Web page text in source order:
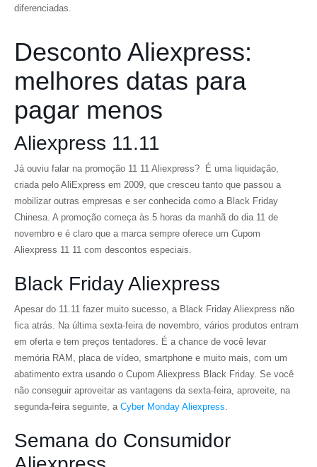
diferenciadas.
Desconto Aliexpress:
melhores datas para
pagar menos
Aliexpress 11.11
Já ouviu falar na promoção 11 11 Aliexpress? É uma liquidação,
criada pelo AliExpress em 2009, que cresceu tanto que passou a
mobilizar outras empresas e ser conhecida como a Black Friday
Chinesa. A promoção começa às 5 horas da manhã do dia 11 de
novembro e é claro que a marca sempre oferece um Cupom
Aliexpress 11 11 com descontos especiais.
Black Friday Aliexpress
Apesar do 11.11 fazer muito sucesso, a Black Friday Aliexpress não
fica atrás. Na última sexta-feira de novembro, vários produtos entram
em oferta e tem preços tentadores. É a chance de você levar
memória RAM, placa de vídeo, smartphone e muito mais, com um
abatimento extra usando o Cupom Aliexpress Black Friday. Se você
não conseguir aproveitar as vantagens da sexta-feira, aproveite, na
segunda-feira seguinte, a Cyber Monday Aliexpress.
Semana do Consumidor